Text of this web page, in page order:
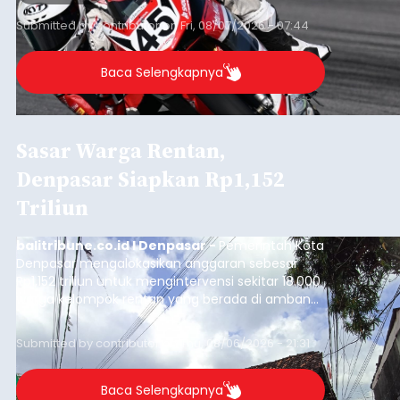
Submitted bycontributoronFri, 08/07/2026 - 07:44
Baca Selengkapnya
Sasar Warga Rentan,
Denpasar Siapkan Rp1,152
Triliun
balitribune.co.id I Denpasar - Pemerintah Kota
Denpasar mengalokasikan anggaran sebesar
Rp1,152 triliun untuk mengintervensi sekitar 18.000
warga kelompok rentan yang berada di ambang
garis kemiskinan. Langkah strategis ini diambil
guna menjaga masyarakat yang berada pada
kelompok desil 5 dan 6 tersebut agar tidak
merosot ke kategori miskin.
Submitted by contributor Thu, 08/06/2026 - 21:31
Baca Selengkapnya